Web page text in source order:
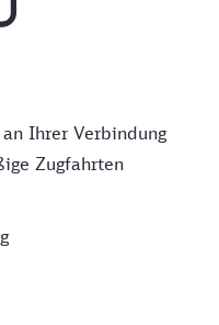
Ihrer Verbindung
Zugfahrten